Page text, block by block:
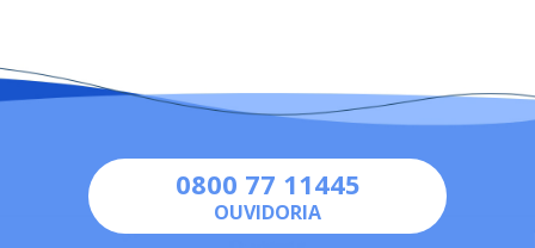
0800 77 11445
OUVIDORIA